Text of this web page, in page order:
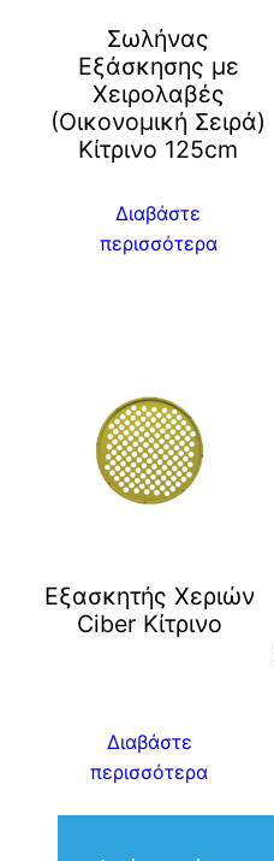
Σωλήνας
Εξάσκησης με
Χειρολαβές
(Οικονομική Σειρά)
Kίτρινο 125cm
Διαβάστε
περισσότερα
Eξασκητής Χεριών
Ciber Kίτρινο
Διαβάστε
περισσότερα